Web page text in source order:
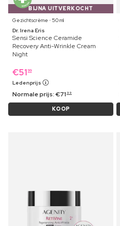
BIJNA UITVERKOCHT
Gezichtscrème ⋅ 50 ml
Dr. Irena Eris
Sensi Science Ceramide
Recovery Anti-Wrinkle Cream
Night
€51 99
Ledenprijs
Normale prijs:€71 99
KOOP